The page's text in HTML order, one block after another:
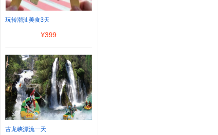
玩转潮汕美食3天
¥399
古龙峡漂流一天